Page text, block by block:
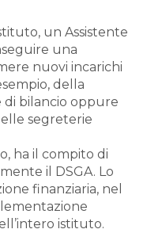
un Assistente
una
nuovi incarichi
della
di bilancio oppure
segreterie
ha il compito di
il DSGA. Lo
finanziaria, nel
istituto.